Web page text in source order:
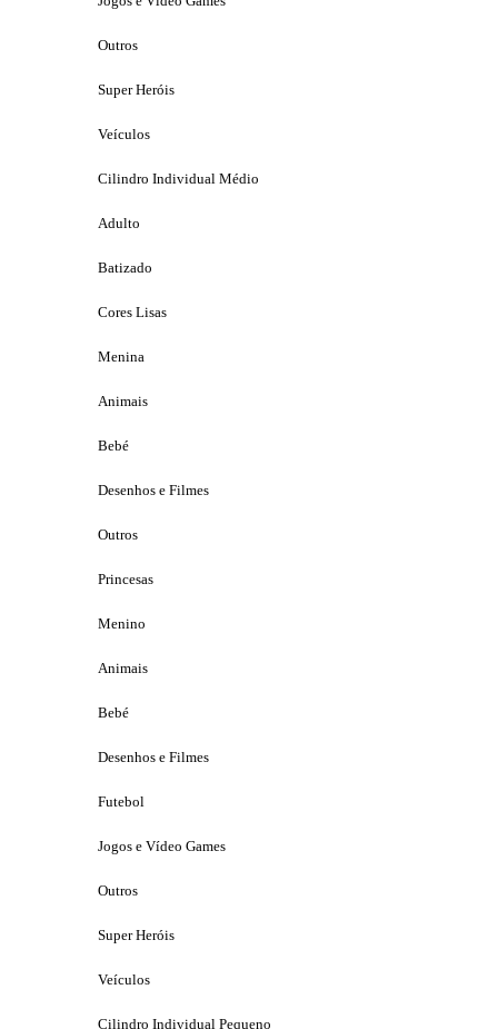
Outros
Super Heróis
Veículos
Cilindro Individual Médio
Adulto
Batizado
Cores Lisas
Menina
Animais
Bebé
Desenhos e Filmes
Outros
Princesas
Menino
Animais
Bebé
Desenhos e Filmes
Futebol
Jogos e Vídeo Games
Outros
Super Heróis
Veículos
Cilindro Individual Pequeno